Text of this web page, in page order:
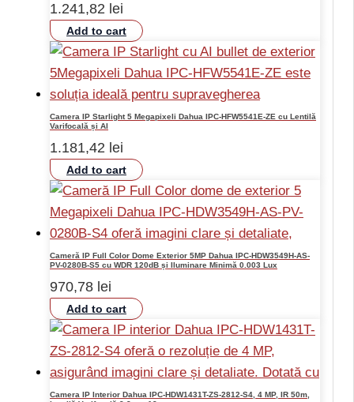
1.241,82 lei
Add to cart
Camera IP Starlight 5 Megapixeli Dahua IPC-HFW5541E-ZE cu Lentilă
Varifocală și AI
1.181,42 lei
Add to cart
Cameră IP Full Color Dome Exterior 5MP Dahua IPC-HDW3549H-AS-
PV-0280B-S5 cu WDR 120dB și Iluminare Minimă 0.003 Lux
970,78 lei
Add to cart
Camera IP Interior Dahua IPC-HDW1431T-ZS-2812-S4, 4 MP, IR 50m,